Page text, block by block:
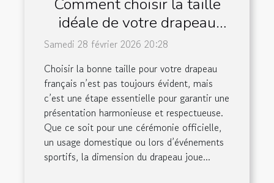
Comment choisir la taille
idéale de votre drapeau
français ?
Samedi 28 février 2026 20:28
Choisir la bonne taille pour votre drapeau
français n’est pas toujours évident, mais
c’est une étape essentielle pour garantir une
présentation harmonieuse et respectueuse.
Que ce soit pour une cérémonie officielle,
un usage domestique ou lors d’événements
sportifs, la dimension du drapeau joue...